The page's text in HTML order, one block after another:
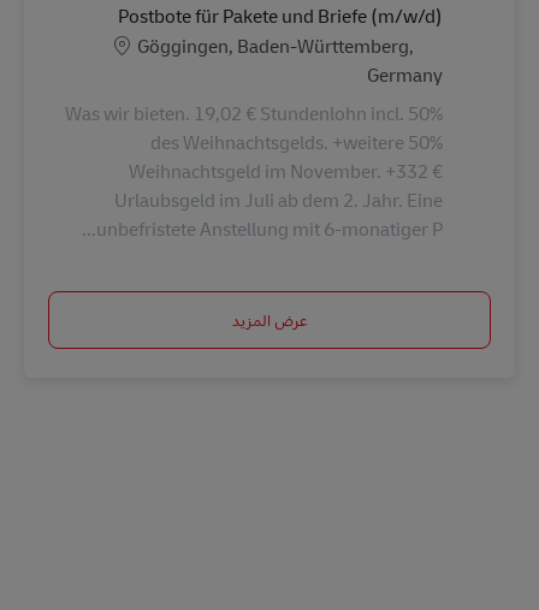
Postbote für Pakete und Briefe (m/w/d)
الموقع
Göggingen, Baden-Württemberg,
Germany
Was wir bieten. 19,02 € Stundenlohn incl. 50%
des Weihnachtsgelds. +weitere 50%
Weihnachtsgeld im November. +332 €
Urlaubsgeld im Juli ab dem 2. Jahr. Eine
unbefristete Anstellung mit 6-monatiger P...
عرض المزيد